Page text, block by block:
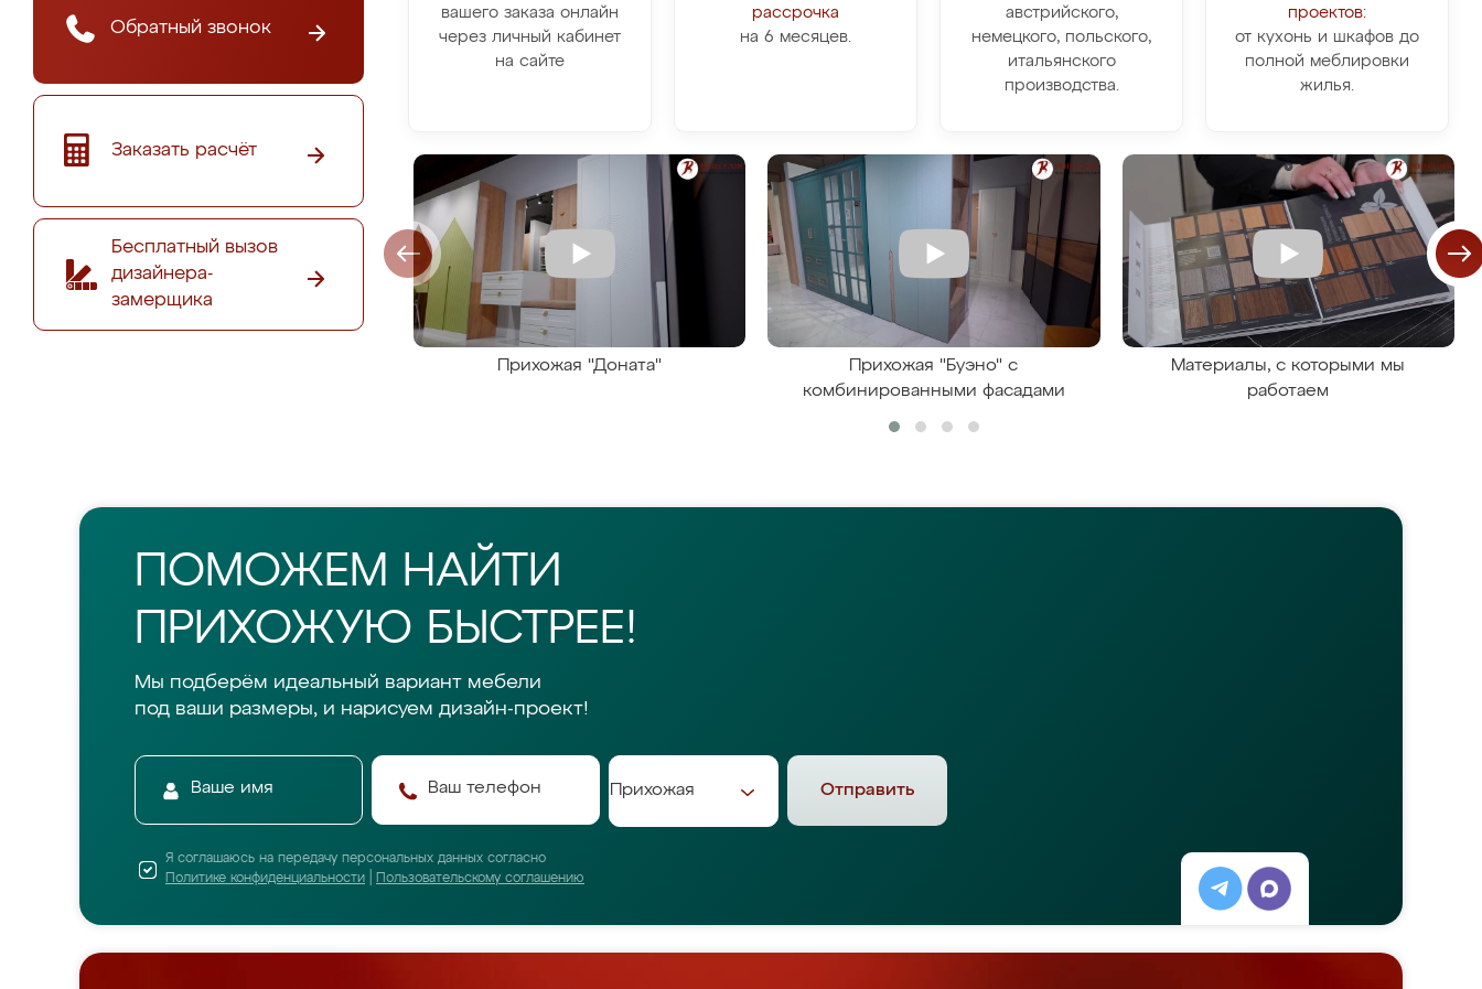
Обратный звонок
Заказать расчёт
Бесплатный вызов
дизайнера-
замерщика
вашего заказа онлайн
через личный кабинет
на сайте
рассрочка
на 6 месяцев.
австрийского,
немецкого, польского,
итальянского
производства.
проектов:
от кухонь и шкафов до
полной меблировки
жилья.
Прихожая "Доната"
Прихожая "Буэно" с
комбинированными фасадами
Материалы, с которыми мы
работаем
ПОМОЖЕМ НАЙТИ
ПРИХОЖУЮ БЫСТРЕЕ!
Мы подберём идеальный вариант мебели
под ваши размеры, и нарисуем дизайн-проект!
Отправить
Я соглашаюсь на передачу персональных данных согласно
Политике конфиденциальности
Пользовательскому соглашению